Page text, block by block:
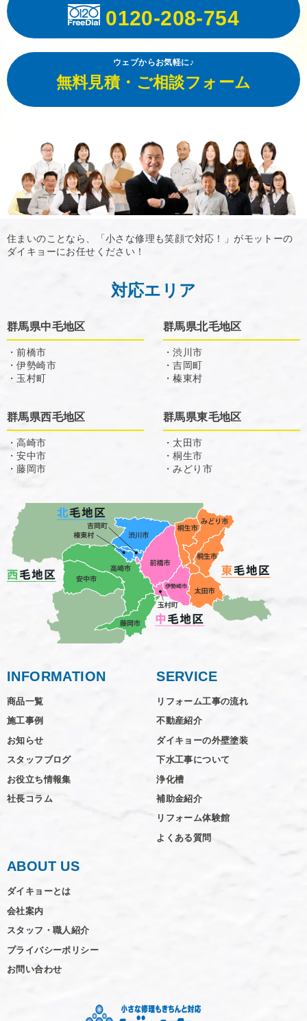
0120-208-754
ウェブからお気軽に♪
無料見積・ご相談フォーム
住まいのことなら、「小さな修理も笑顔で対応！」がモットーの
ダイキョーにお任せください！
対応エリア
群馬県中毛地区
・前橋市
・伊勢崎市
・玉村町
群馬県北毛地区
・渋川市
・吉岡町
・榛東村
群馬県西毛地区
・高崎市
・安中市
・藤岡市
群馬県東毛地区
・太田市
・桐生市
・みどり市
INFORMATION
商品一覧
施工事例
お知らせ
スタッフブログ
お役立ち情報集
社長コラム
SERVICE
リフォーム工事の流れ
不動産紹介
ダイキョーの外壁塗装
下水工事について
浄化槽
補助金紹介
リフォーム体験館
よくある質問
ABOUT US
ダイキョーとは
会社案内
スタッフ・職人紹介
プライバシーポリシー
お問い合わせ